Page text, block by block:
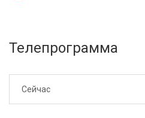
Телепрограмма
Сейчас